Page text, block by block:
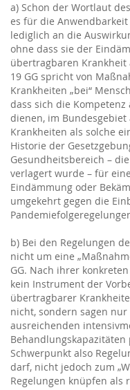
a) Schon der Wortlaut
es für die
lediglich an die
ohne dass sie der
übertragbaren Krankheit
19 GG spricht von
Krankheiten „bei“
dass sich die
dienen, im
Krankheiten als solche
Historie der
Gesundheitsbereich –
verlagert wurde – für
Eindämmung oder
umgekehrt gegen die
b) Bei den Regelungen
nicht um eine
GG. Nach ihrer
kein Instrument der
übertragbarer
nicht, sondern sagen
ausreichenden
Schwerpunkt also
darf, nicht jedoch zum
Regelungen knüpfen als